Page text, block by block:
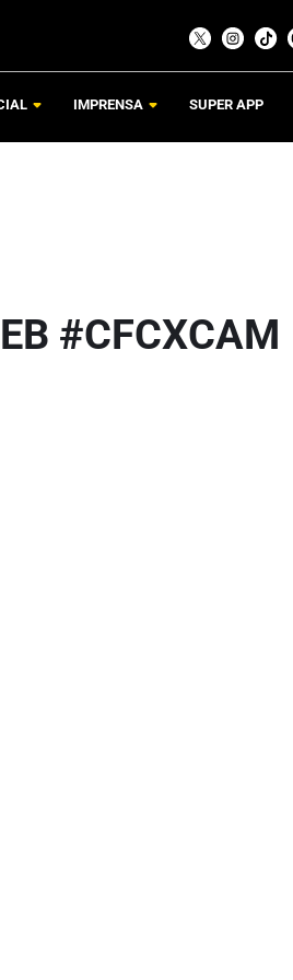
IMPRENSA SUPER APP
#CFCXCAM